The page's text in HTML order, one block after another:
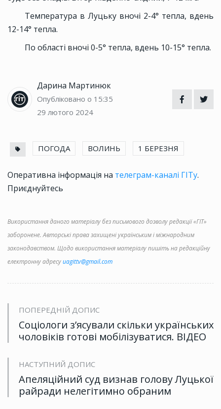
Температура в Луцьку вночі 2-4° тепла, вдень
12-14° тепла.
По області вночі 0-5° тепла, вдень 10-15° тепла.
Дарина Мартинюк
Опубліковано о 15:35
29 лютого 2024
ПОГОДА ВОЛИНЬ 1 БЕРЕЗНЯ
Оперативна інформація на телеграм-каналі ГІТу.
Приєднуйтесь
Використання даного матеріалу без письмового дозволу редакції «ГІТ»
заборонене. Авторські права захищені українським і міжнародним
законодавством. Щодо використання матеріалу пишіть на редакційну
електронну адресуuagittv@gmail.com
ПОПЕРЕДНІЙ ДОПИС
Соціологи з’ясували скільки українських
чоловіків готові мобілізуватися. ВІДЕО
НАСТУПНИЙ ДОПИС
Апеляційний суд визнав голову Луцької
райради нелегітимно обраним